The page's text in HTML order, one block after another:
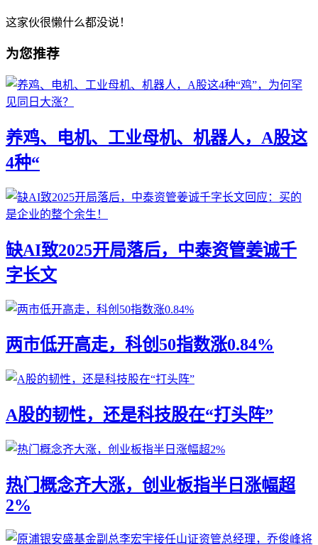
这家伙很懒什么都没说！
为您推荐
养鸡、电机、工业母机、机器人，A股这
4种“
缺AI致2025开局落后，中泰资管姜诚千
字长文
两市低开高走，科创50指数涨0.84%
A股的韧性，还是科技股在“打头阵”
热门概念齐大涨，创业板指半日涨幅超
2%